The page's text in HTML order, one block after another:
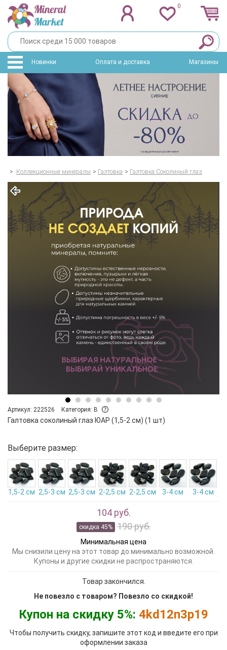
0
Новинки Оплата и доставка Магазины
> Коллекционные минералы > Галтовка > Галтовка Соколиный глаз
Артикул: 222526 Категория: B
Галтовка соколиный глаз ЮАР (1,5-2 см) (1 шт)
Выберите размер:
1,5-2 см 2,5-3 см 2,5-3 см 2-2,5 см 2-2,5 см 3-4 см 3-4 см
104 руб.
скидка 45% 190 руб.
Минимальная цена
Мы снизили цену на этот товар до минимально возможной.
Купоны и другие скидки не распространяются.
Товар закончился.
Не повезло с товаром? Повезло со скидкой!
Купон на скидку 5%: 4kd12n3p19
Чтобы получить скидку, запишите этот код и введите его при
оформлении заказа